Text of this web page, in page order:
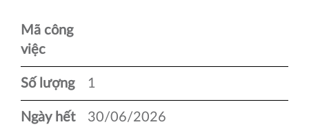
Mã công
việc
Số lượng 1
Ngày hết
30/06/2026